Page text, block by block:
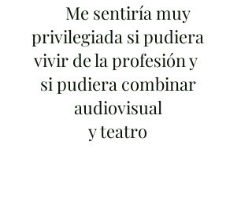
Me sentiría muy
privilegiada si pudiera
vivir de la profesión y
si pudiera combinar
audiovisual
y teatro